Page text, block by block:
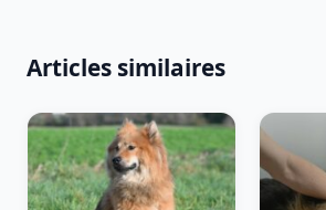
Articles similaires